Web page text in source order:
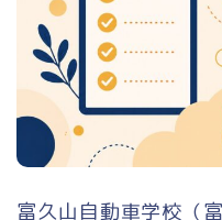
富久山自動車学校（